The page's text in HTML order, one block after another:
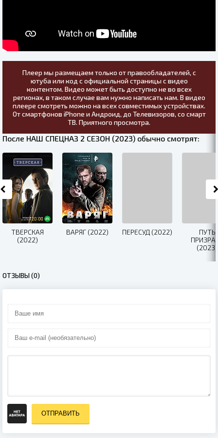
Плеер мы размещаем только от правообладателей, с
ютуба или код с официальной страницы с видео
контентом. Видео может быть доступно не во всех
регионах, в таком случае вам нужно написать нам. В видео
плеере смотреть можно на всех совместимых устройствах.
От смартфонов iPhone и Андроид, до Телевизоров, со смарт
ТВ. Приятного просмотра.
После НАШ СПЕЦНАЗ 2 СЕЗОН (2023) обычно смотрят:
ТВЕРСКАЯ
(2022)
ВАРЯГ (2022) ПЕРЕСУД (2022)
ПУТЬ
(2023)
ОТЗЫВЫ (0)
ОТПРАВИТЬ